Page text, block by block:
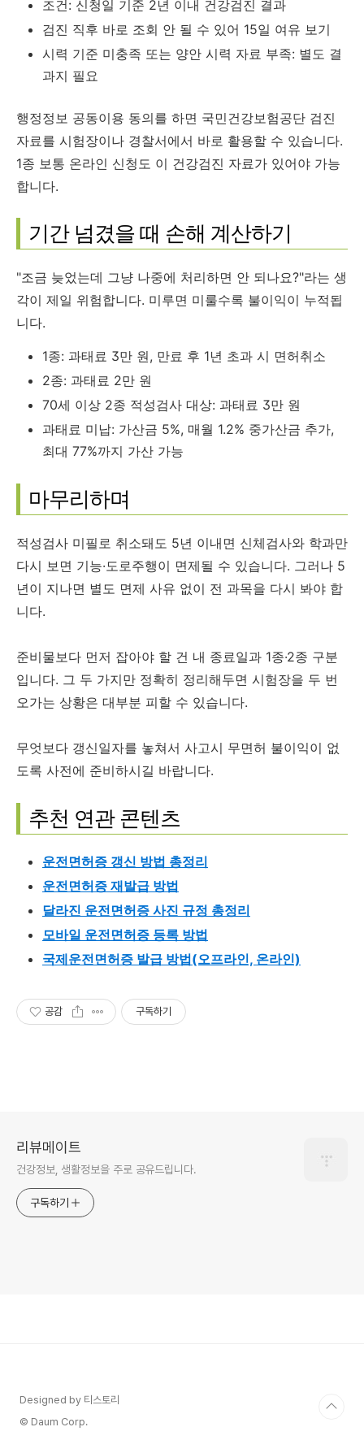
조건: 신청일 기준 2년 이내 건강검진 결과
검진 직후 바로 조회 안 될 수 있어 15일 여유 보기
시력 기준 미충족 또는 양안 시력 자료 부족: 별도 결
과지 필요
행정정보 공동이용 동의를 하면 국민건강보험공단 검진
자료를 시험장이나 경찰서에서 바로 활용할 수 있습니다.
1종 보통 온라인 신청도 이 건강검진 자료가 있어야 가능
합니다.
기간 넘겼을 때 손해 계산하기
"조금 늦었는데 그냥 나중에 처리하면 안 되나요?"라는 생
각이 제일 위험합니다. 미루면 미룰수록 불이익이 누적됩
니다.
1종: 과태료 3만 원, 만료 후 1년 초과 시 면허취소
2종: 과태료 2만 원
70세 이상 2종 적성검사 대상: 과태료 3만 원
과태료 미납: 가산금 5%, 매월 1.2% 중가산금 추가,
최대 77%까지 가산 가능
마무리하며
적성검사 미필로 취소돼도 5년 이내면 신체검사와 학과만
다시 보면 기능·도로주행이 면제될 수 있습니다. 그러나 5
년이 지나면 별도 면제 사유 없이 전 과목을 다시 봐야 합
니다.
준비물보다 먼저 잡아야 할 건 내 종료일과 1종·2종 구분
입니다. 그 두 가지만 정확히 정리해두면 시험장을 두 번
오가는 상황은 대부분 피할 수 있습니다.
무엇보다 갱신일자를 놓쳐서 사고시 무면허 불이익이 없
도록 사전에 준비하시길 바랍니다.
추천 연관 콘텐츠
운전면허증 갱신 방법 총정리
운전면허증 재발급 방법
달라진 운전면허증 사진 규정 총정리
모바일 운전면허증 등록 방법
국제운전면허증 발급 방법(오프라인, 온라인)
공감 구독하기
리뷰메이트
건강정보, 생활정보을 주로 공유드립니다.
구독하기
Designed by 티스토리
© Daum Corp.